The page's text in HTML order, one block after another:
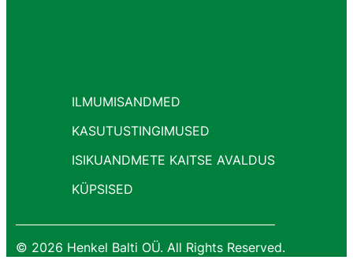
ILMUMISANDMED
KASUTUSTINGIMUSED
ISIKUANDMETE KAITSE AVALDUS
KÜPSISED
© 2026 Henkel Balti OÜ. All Rights Reserved.